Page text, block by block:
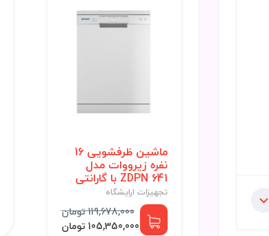
ماشین ظرفشویی 16
نفره زیرووات مدل
ZDPN 641 با گارانتی
تجهیزات ارایشگاه
119,678,000 تومان
105,350,000 تومان